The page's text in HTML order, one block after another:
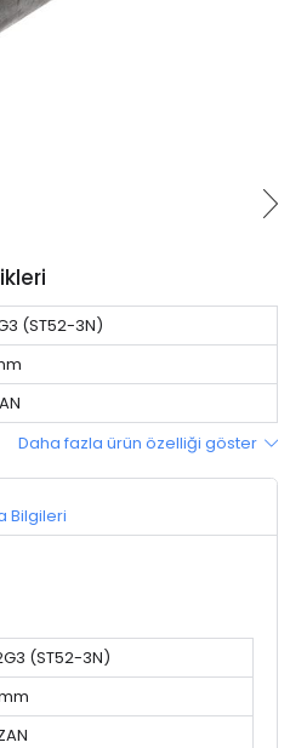
(ST52-3N)
Daha fazla ürün özelliği göster
Bilgileri
(ST52-3N)